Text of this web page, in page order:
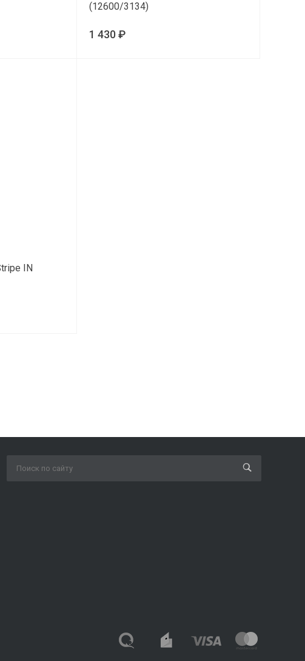
(12600/3134)
1 430 ₽
IN